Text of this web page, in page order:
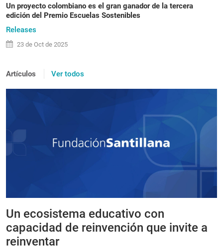
Un proyecto colombiano es el gran ganador de la tercera
edición del Premio Escuelas Sostenibles
Releases
23 de Oct de 2025
Artículos Ver todos
Un ecosistema educativo con
capacidad de reinvención que invite a
reinventar